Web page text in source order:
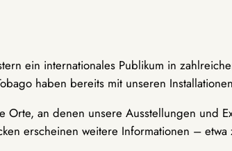
ein internationales Publikum in
haben bereits mit unseren
Orte, an denen unsere Ausstellungen und
erscheinen weitere Informationen –